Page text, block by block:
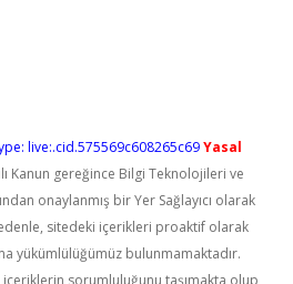
live:.cid.575569c608265c69Yasal
Kanun gereğince Bilgi Teknolojileri ve
onaylanmış bir Yer Sağlayıcı olarak
sitedeki içerikleri proaktif olarak
yükümlülüğümüz bulunmamaktadır.
içeriklerin sorumluluğunu taşımakta olup,